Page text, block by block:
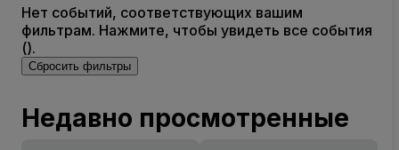
Нет событий, соответствующих вашим
фильтрам. Нажмите, чтобы увидеть все события
().
Сбросить фильтры
Недавно просмотренные